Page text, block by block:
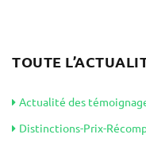
TOUTE
Actualité des
Distinctions-Prix-